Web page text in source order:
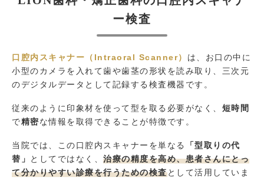
ー検査
口腔内スキャナー（Intraoral Scanner） は、お口の中に
小型のカメラを入れて歯や歯茎の形状を読み取り、三次元
のデジタルデータとして記録する検査機器です。
従来のように印象材を使って型を取る必要がなく、 短時間
で精密な情報を取得できることが特徴です。
当院では、この口腔内スキャナーを単なる
「型取りの代
替」
としてではなく、 治療の精度を高め、患者さんにとっ
て分かりやすい診療を行うための検査として活用していま